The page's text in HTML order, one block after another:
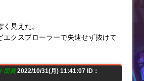
見えた。
エクスプローラーで失速せず抜けて
団員2022/10/31(月) 11:41:07 ID：